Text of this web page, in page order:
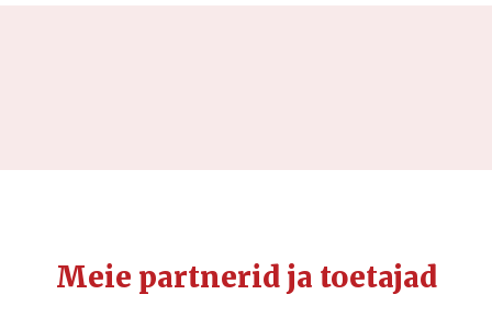
Meie partnerid ja toetajad